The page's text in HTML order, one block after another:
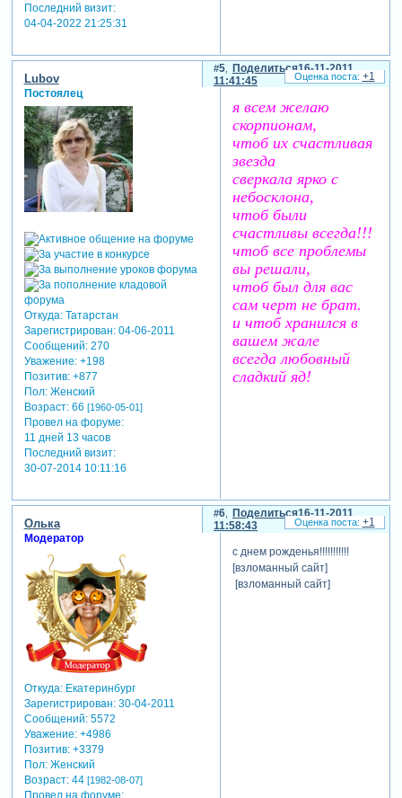
Последний визит:
04-04-2022 21:25:31
Поделиться
5
16-11-2011
11:41:45
Lubov
Постоялец
Откуда:Татарстан
Зарегистрирован: 04-06-2011
Сообщений:270
Уважение: +198
Позитив: +877
Пол:Женский
Возраст:66 [1960-05-01]
Провел на форуме:
11 дней 13 часов
Последний визит:
30-07-2014 10:11:16
я всем желаю
скорпионам,
чтоб их счастливая
звезда
сверкала ярко с
небосклона,
чтоб были
счастливы всегда!!!
чтоб все проблемы
вы решали,
чтоб был для вас
сам черт не брат.
и чтоб хранился в
вашем жале
всегда любовный
сладкий яд!
+1
Поделиться
6
16-11-2011
11:58:43
Олька
Модератор
Откуда:Екатеринбург
Зарегистрирован: 30-04-2011
Сообщений:5572
Уважение: +4986
Позитив: +3379
Пол:Женский
Возраст:44 [1982-08-07]
с днем рожденья!!!!!!!!!!!
[взломанный сайт]
[взломанный сайт]
+1